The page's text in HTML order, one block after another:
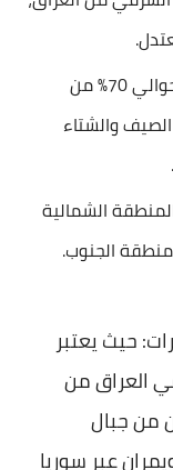
المناخ الصحراوي الحار: يحتوي علي حوالي 70% من
والشتاء
الشمالية
منطقة الجنوب.
حيث يعتبر
العراق من
من جبال
عبر سوريا